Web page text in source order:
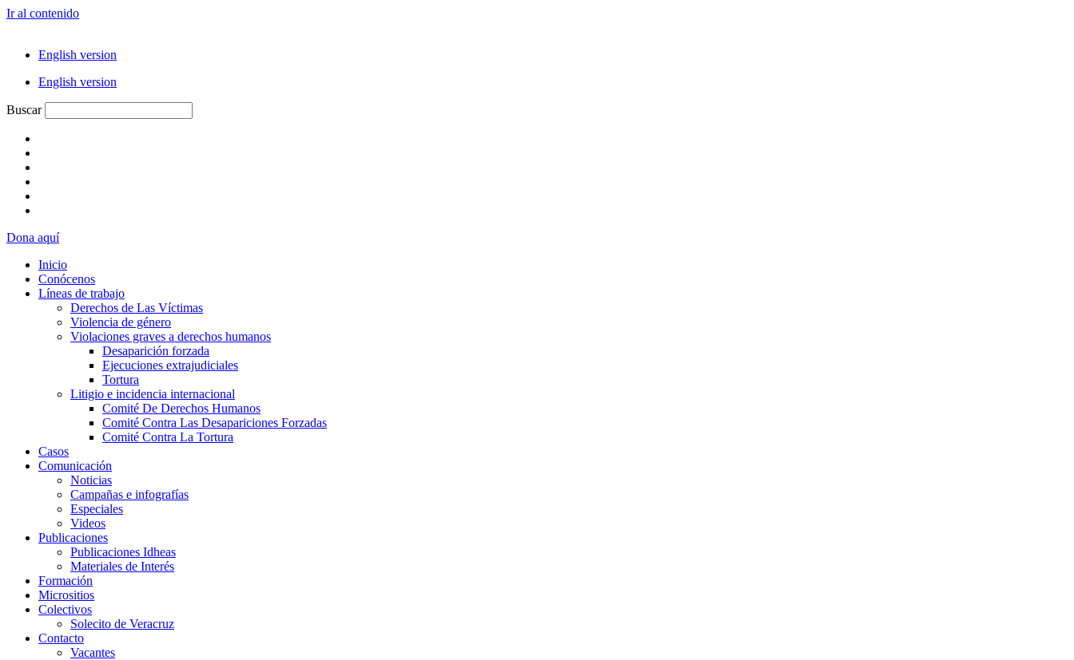
Ir al contenido
English version
English version
Buscar
Dona aquí
Inicio
Conócenos
Líneas de trabajo
Derechos de Las Víctimas
Violencia de género
Violaciones graves a derechos humanos
Desaparición forzada​
Ejecuciones extrajudiciales
Tortura
Litigio e incidencia internacional
Comité De Derechos Humanos​
Comité Contra Las Desapariciones Forzadas
Comité Contra La Tortura​
Casos
Comunicación
Noticias
Campañas e infografías
Especiales
Videos
Publicaciones
Publicaciones Idheas
Materiales de Interés
Formación
Micrositios
Colectivos
Solecito de Veracruz
Contacto
Vacantes